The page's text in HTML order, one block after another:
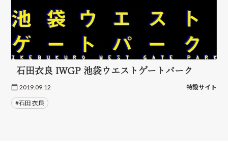
石田衣良 IWGP 池袋ウエストゲートパーク
2019.09.12 特設サイト
#石田 衣良